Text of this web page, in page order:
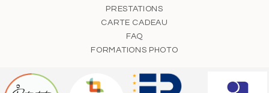
PRESTATIONS
CARTE CADEAU
FAQ
FORMATIONS PHOTO